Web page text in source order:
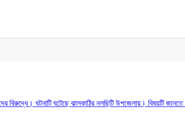
বিরুদ্ধে। ঘটনাটি ঘটেছে ঝালকাঠির নলছিটি উপজেলায়। বিষয়টি